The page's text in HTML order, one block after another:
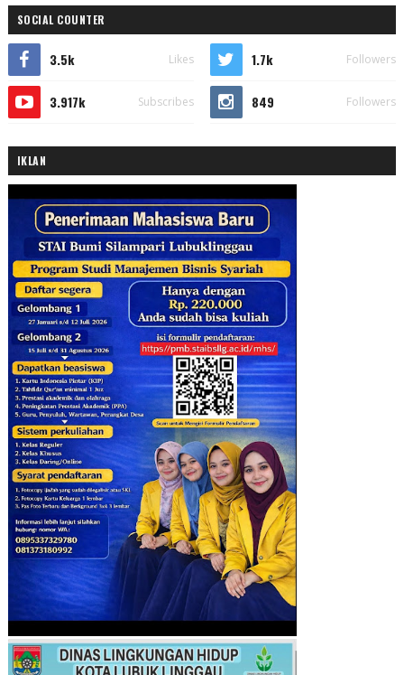
SOCIAL COUNTER
3.5k Likes 1.7k Followers
3.917k Subscribes 849 Followers
IKLAN